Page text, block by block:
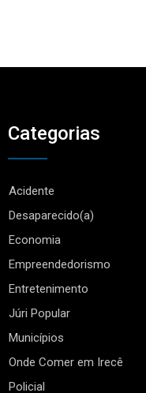
Categorias
Acidente
Desaparecido(a)
Economia
Empreendedorismo
Entretenimento
Júri Popular
Municípios
Onde Comer em Irecê
Policial